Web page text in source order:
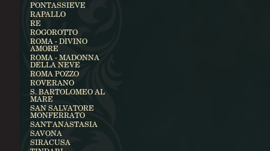
PONTASSIEVE
RAPALLO
RE
ROGOROTTO
ROMA - DIVINO
AMORE
ROMA - MADONNA
DELLA NEVE
ROMA POZZO
ROVERANO
S. BARTOLOMEO AL
MARE
SAN SALVATORE
MONFERRATO
SANT'ANASTASIA
SAVONA
SIRACUSA